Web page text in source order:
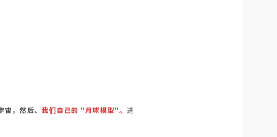
宙，然后、我们自己的 "月球模型"。 进